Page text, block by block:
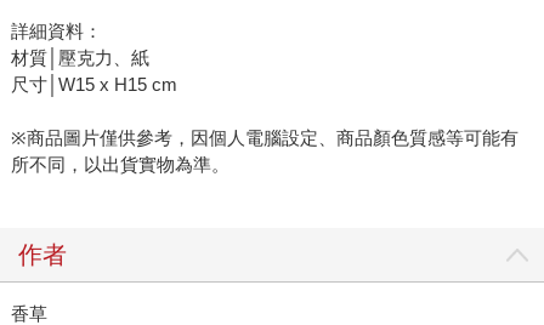
詳細資料：
材質│壓克力、紙
尺寸│W15 x H15 cm
※商品圖片僅供參考，因個人電腦設定、商品顏色質感等可能有
所不同，以出貨實物為準。
作者
香草